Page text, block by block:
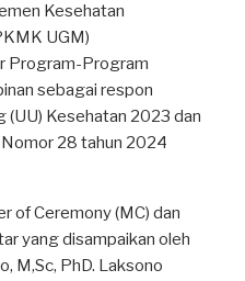
Kesehatan
UGM)
Program-Program
sebagai respon
(UU) Kesehatan 2023 dan
28 tahun 2024
of Ceremony (MC) dan
yang disampaikan oleh
M,Sc, PhD. Laksono